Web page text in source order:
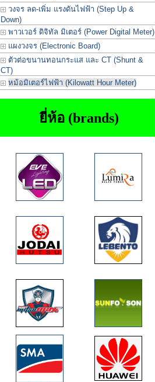
วงจร ลด-เพิ่ม แรงดันไฟฟ้า (Step Up &
Down)
พาวเวอร์ ดิจิทัล มิเตอร์ (Power Digital Meter)
แผงวงจร (Electronic Board)
ตัวต่อขนานทอนกระแส และ CT (Shunt &
CT)
หม้อมิเตอร์ไฟฟ้า (Kilowatt Hour Meter)
ยี่ห้อ (brands)